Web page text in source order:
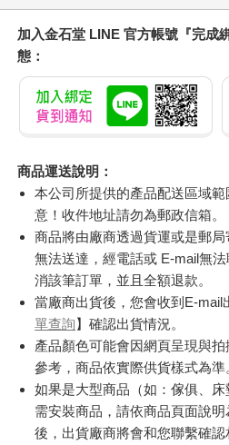
加入金石堂 LINE 官方帳號『完成
態：
商品運送說明：
本公司所提供的產品配送區域
意！收件地址請勿為郵政信箱。
商品將由廠商透過貨運或是郵
無法送達，經電話或 E-mail無
消該筆訂單，並且全額退款。
當廠商出貨後，您會收到E-mail
單查詢】確認出貨情況。
產品顏色可能會因網頁呈現與
參考，商品依實際供貨樣式為準
如果是大型商品（如：傢俱、
需安裝商品，請依商品頁面說
後，出貨廠商將會和您聯繫確認